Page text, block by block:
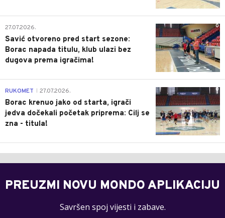
0
27.07.2026.
Savić otvoreno pred start sezone:
Borac napada titulu, klub ulazi bez
dugova prema igračima!
0
RUKOMET 27.07.2026.
Borac krenuo jako od starta, igrači
jedva dočekali početak priprema: Cilj se
zna - titula!
PREUZMI NOVU MONDO APLIKACIJU
Savršen spoj vijesti i zabave.